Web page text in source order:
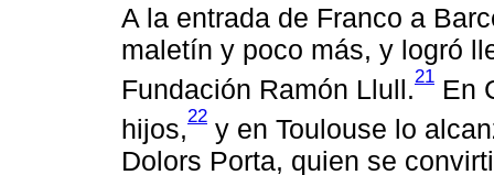
A la entrada de Franco a
maletín y poco más, y logró
Fundación Ramón Llull.21 En
hijos,22 y en Toulouse lo
Dolors Porta, quien se